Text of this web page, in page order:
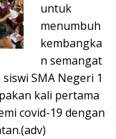
untuk
menumbuh
kembangka
n semangat
SMA Negeri 1
kali pertama
covid-19 dengan